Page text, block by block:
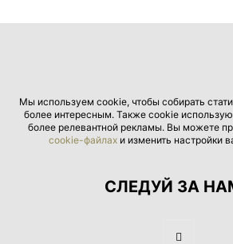
Мы используем cookie, чтобы собирать
более интересным. Также cookie
более релевантной рекламы. Вы можете
cookie-файлах и изменить настройки
СЛЕДУЙ ЗА